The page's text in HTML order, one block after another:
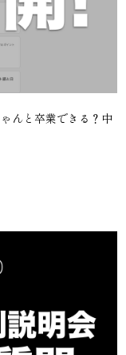
んと卒業できる？中